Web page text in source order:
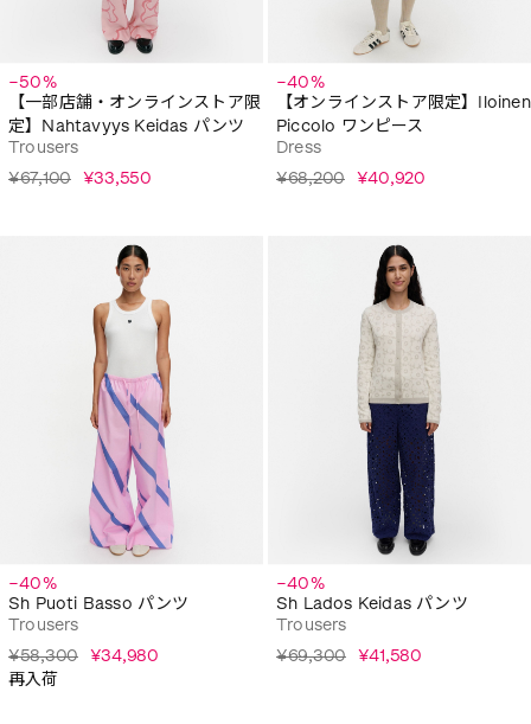
−50%
【一部店舗・オンラインストア限
定】Nahtavyys Keidas パンツ
Trousers
¥67,100 ¥33,550
−40%
【オンラインストア限定】Iloinen
Piccolo ワンピース
Dress
¥68,200 ¥40,920
−40%
Sh Puoti Basso パンツ
Trousers
¥58,300 ¥34,980
再入荷
−40%
Sh Lados Keidas パンツ
Trousers
¥69,300 ¥41,580